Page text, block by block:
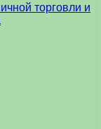
торговли и